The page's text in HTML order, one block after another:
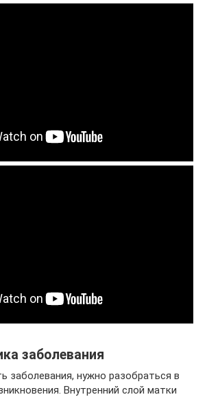
заболевания
заболевания, нужно разобраться в
Внутренний слой матки